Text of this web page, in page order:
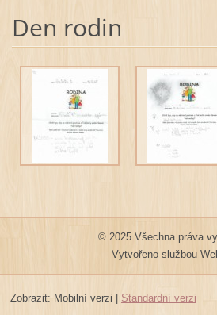
Den rodin
© 2025 Všechna práva
Vytvořeno službou
Zobrazit: Mobilní verzi Standardní verzi